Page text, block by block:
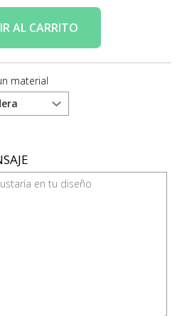
AL CARRITO
material